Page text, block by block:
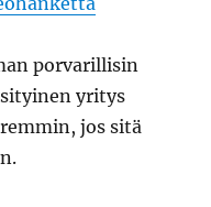
porvarillisin
yritys
jos sitä